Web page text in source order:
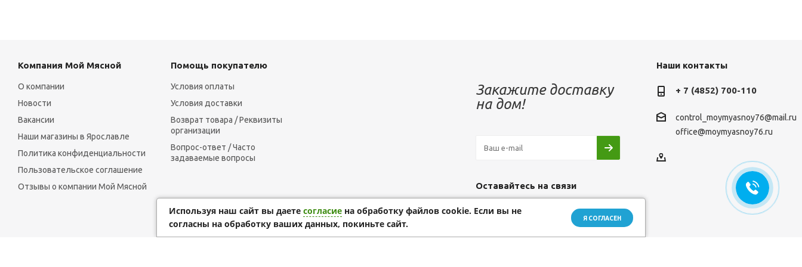
Компания Мой Мясной
О компании
Новости
Вакансии
Наши магазины в Ярославле
Политика конфиденциальности
Пользовательское соглашение
Отзывы о компании Мой Мясной
Помощь покупателю
Условия оплаты
Условия доставки
Возврат товара / Реквизиты
организации
Вопрос-ответ / Часто
задаваемые вопросы
Закажите доставку
на дом!
Оставайтесь на связи
Наши контакты
+ 7 (4852) 700-110
control_moymyasnoy76@mail.ru
office@moymyasnoy76.ru
Используя наш сайт вы даете согласие на обработку файлов cookie. Если вы не
согласны на обработку ваших данных, покиньте сайт.
Я СОГЛАСЕН